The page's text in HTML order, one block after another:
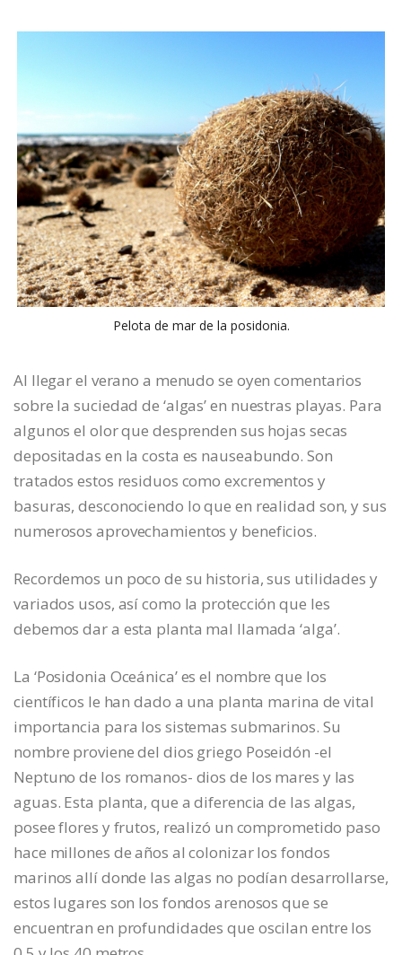
Pelota de mar de la posidonia.
Al llegar el verano a menudo se oyen comentarios
sobre la suciedad de ‘algas’ en nuestras playas. Para
algunos el olor que desprenden sus hojas secas
depositadas en la costa es nauseabundo. Son
tratados estos residuos como excrementos y
basuras, desconociendo lo que en realidad son, y sus
numerosos aprovechamientos y beneficios.
Recordemos un poco de su historia, sus utilidades y
variados usos, así como la protección que les
debemos dar a esta planta mal llamada ‘alga’.
La ‘Posidonia Oceánica’ es el nombre que los
científicos le han dado a una planta marina de vital
importancia para los sistemas submarinos. Su
nombre proviene del dios griego Poseidón -el
Neptuno de los romanos- dios de los mares y las
aguas. Esta planta, que a diferencia de las algas,
posee flores y frutos, realizó un comprometido paso
hace millones de años al colonizar los fondos
marinos allí donde las algas no podían desarrollarse,
estos lugares son los fondos arenosos que se
encuentran en profundidades que oscilan entre los